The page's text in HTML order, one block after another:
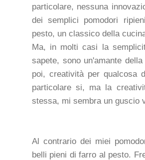
particolare, nessuna
dei semplici pomodori
pesto, un classico della
Ma, in molti casi la
sapete, sono un'amante
poi, creatività per qualcosa
particolare si, ma la
stessa, mi sembra un guscio
Al contrario dei miei
belli pieni di farro al pesto.